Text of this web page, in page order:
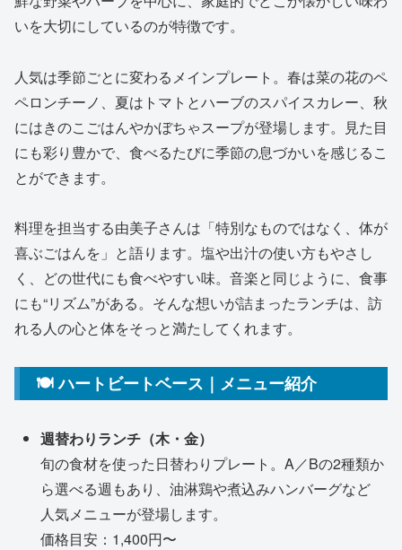
いを大切にしているのが特徴です。
人気は季節ごとに変わるメインプレート。春は菜の花のペ
ペロンチーノ、夏はトマトとハーブのスパイスカレー、秋
にはきのこごはんやかぼちゃスープが登場します。見た目
にも彩り豊かで、食べるたびに季節の息づかいを感じるこ
とができます。
料理を担当する由美子さんは「特別なものではなく、体が
喜ぶごはんを」と語ります。塩や出汁の使い方もやさし
く、どの世代にも食べやすい味。音楽と同じように、食事
にも“リズム”がある。そんな想いが詰まったランチは、訪
れる人の心と体をそっと満たしてくれます。
🍽 ハートビートベース｜メニュー紹介
週替わりランチ（木・金）
旬の食材を使った日替わりプレート。A／Bの2種類か
ら選べる週もあり、油淋鶏や煮込みハンバーグなど
人気メニューが登場します。
価格目安：1,400円〜